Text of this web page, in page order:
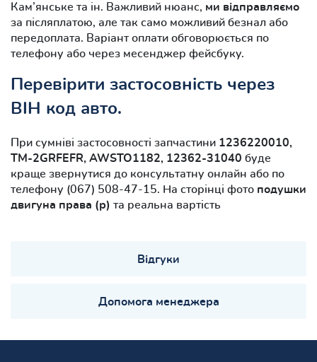
Кам’янське та ін. Важливий нюанс, ми відправляємо
за післяплатою, але так само можливий безнал або
передоплата. Варіант оплати обговорюється по
телефону або через месенджер фейсбуку.
Перевірити застосовність через
ВІН код авто.
При сумніві застосовності запчастини 1236220010,
TM-2GRFEFR, AWSTO1182, 12362-31040 буде
краще звернутися до консультатну онлайн або по
телефону (067) 508-47-15. На сторінці фото подушки
двигуна права (р) та реальна вартість
Відгуки
Допомога менеджера